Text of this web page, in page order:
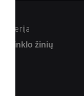
tinklo žinių